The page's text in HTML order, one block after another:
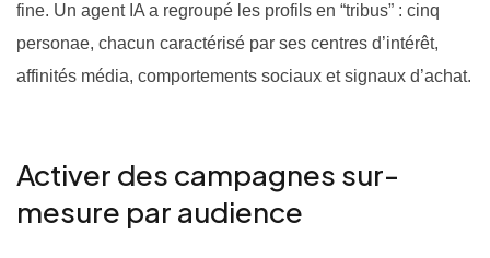
fine. Un agent IA a regroupé les profils en “tribus” : cinq
personae, chacun caractérisé par ses centres d’intérêt,
affinités média, comportements sociaux et signaux d’achat.
Activer des campagnes sur-
mesure par audience